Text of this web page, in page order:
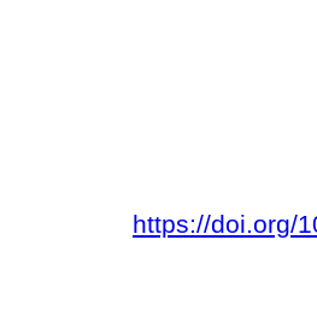
https://doi.org/